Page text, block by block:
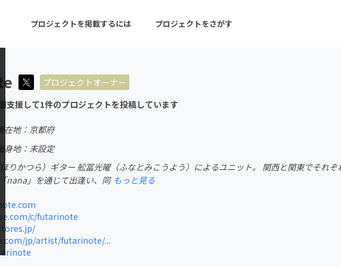
プロジェクトを掲載するには プロジェクトをさがす
ーン 注目の新着プロジェクト
音楽
ゲーム・サービス開発 フード・飲食店
チャレンジ
プロジェクトオーナー
支援して1件のプロジェクトを投稿しています
在地：京都府
身地：未設定
ほりかつら）ギター 舩冨光曜（ふなとみこうよう）によるユニット。 関西と関東でそれ
nana」を通じて出逢い、同 もっと見る
c/futarinote
jp/artist/futarinote/...